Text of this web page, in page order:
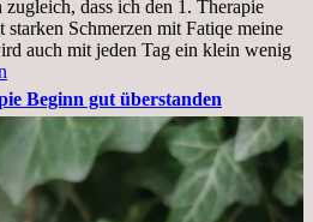
dass ich den 1. Therapie
Schmerzen mit Fatiqe meine
auch mit jeden Tag ein klein wenig
Beginn gut überstanden